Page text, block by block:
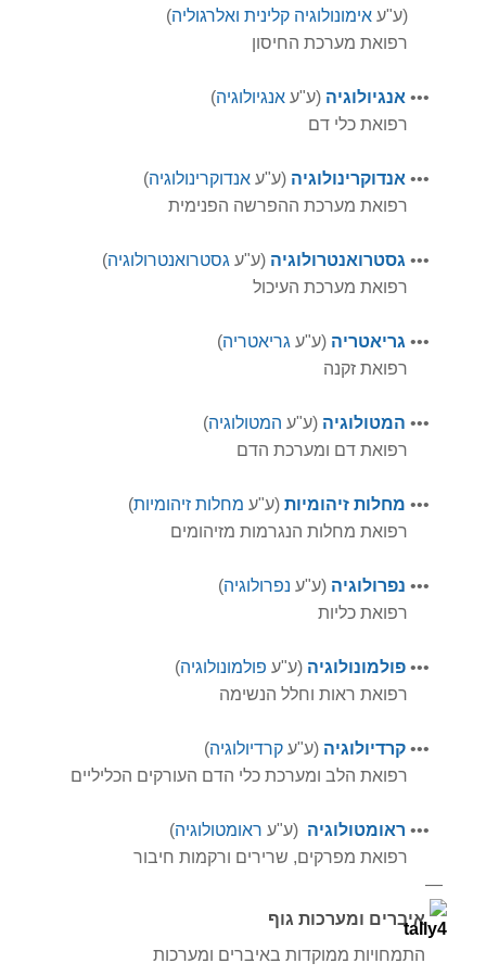
(ע"ע אימונולוגיה קלינית ואלרגוליה)
רפואת מערכת החיסון
•
•
• אנגיולוגיה (ע"ע אנגיולוגיה)
רפואת כלי דם
•
•
• אנדוקרינולוגיה (ע"ע אנדוקרינולוגיה)
רפואת מערכת ההפרשה הפנימית
•
•
• גסטרואנטרולוגיה (ע"ע גסטרואנטרולוגיה)
רפואת מערכת העיכול
•
•
• גריאטריה (ע"ע גריאטריה)
רפואת זקנה
•
•
• המטולוגיה (ע"ע המטולוגיה)
רפואת דם ומערכת הדם
•
•
• מחלות זיהומיות (ע"ע מחלות זיהומיות)
רפואת מחלות הנגרמות מזיהומים
•
•
• נפרולוגיה (ע"ע נפרולוגיה)
רפואת כליות
•
•
• פולמונולוגיה (ע"ע פולמונולוגיה)
רפואת ראות וחלל הנשימה
•
•
• קרדיולוגיה (ע"ע קרדיולוגיה)
רפואת הלב ומערכת כלי הדם העורקים הכליליים
•
•
• ראומטולוגיה (ע"ע ראומטולוגיה)
רפואת מפרקים, שרירים ורקמות חיבור
—
איברים ומערכות גוף
התמחויות ממוקדות באיברים ומערכות